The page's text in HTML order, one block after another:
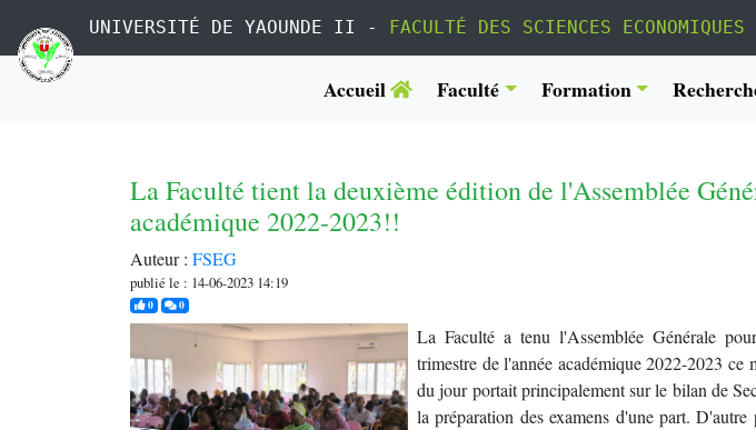
UNIVERSITÉ DE YAOUNDE II - FACULTÉ DES SCIENCES
Accueil Faculté Formation
La Faculté tient la deuxième édition de l'Assemblée
académique 2022-2023!!
Auteur : FSEG
publié le : 14-06-2023 14:19
0j'aime0commentaires
La Faculté a tenu l'Assemblée Générale
trimestre de l'année académique 2022-2023
du jour portait principalement sur le bilan de
la préparation des examens d'une part.